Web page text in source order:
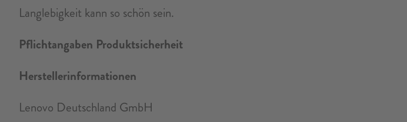
Langlebigkeit kann so schön sein.
Pflichtangaben Produktsicherheit
Herstellerinformationen
Lenovo Deutschland GmbH